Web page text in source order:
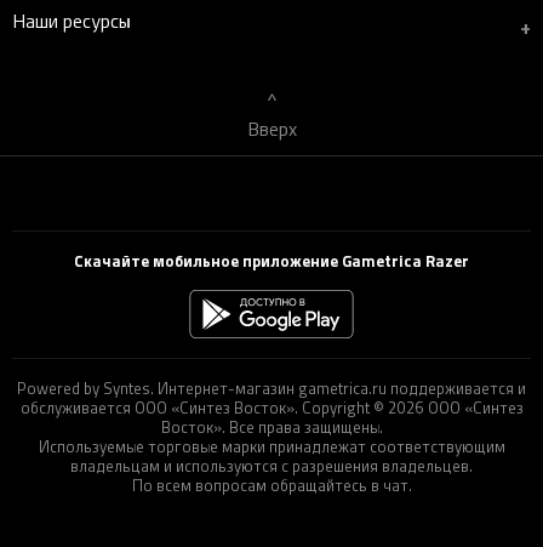
Наши ресурсы +
Вверх
Скачайте мобильное приложение Gametrica Razer
Powered by Syntes. Интернет-магазин gametrica.ru поддерживается и
обслуживается ООО «Синтез Восток». Copyright © 2026 ООО «Синтез
Восток». Все права защищены.
Используемые торговые марки принадлежат соответствующим
владельцам и используются с разрешения владельцев.
По всем вопросам обращайтесь в чат.